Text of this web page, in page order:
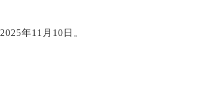
2025年11月10日。